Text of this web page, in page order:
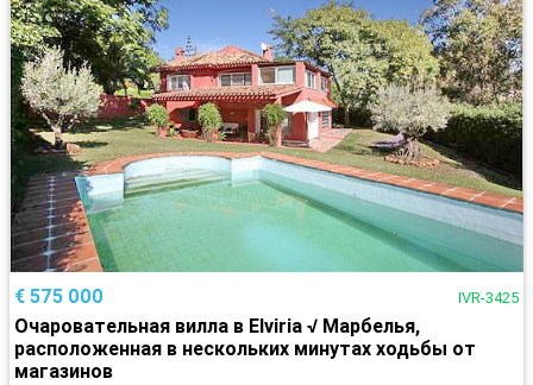
€ 575 000 IVR-3425
Очаровательная вилла в Elviria √ Марбелья,
расположенная в нескольких минутах ходьбы от
магазинов